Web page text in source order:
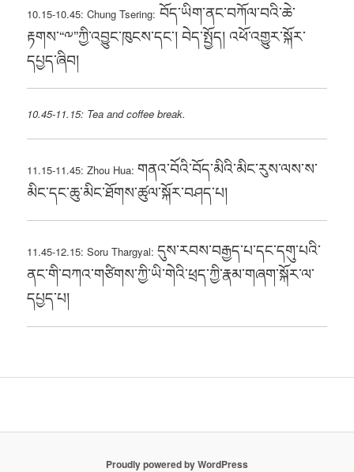
10.15-10.45: Chung Tsering: བོད་ཡིག་ནང་བཀོལ་བའི་ཆེ་
རྟགས་“༸”ཀྱི་འབྱུང་ཁུངས་དང་། བེད་སྤྱོད། འཕོ་འགྱུར་སྐོར་
དཔྱད་ཞིབ།
10.45-11.15: Tea and coffee break.
11.15-11.45: Zhou Hua:གནའ་བོའི་བོད་མིའི་མིང་རུས་ལས་ས་
མིང་དང་ཆུ་མིང་ཐོགས་ཚུལ་སྐོར་བཤད་པ།
11.45-12.15: Soru Thargyal:དུས་རབས་བརྒྱད་པ་དང་དགུ་པའི་
ནང་གི་བཀའ་གཙིགས་ཀྱི་ཡི་གེའི་ཕྲད་ཀྱི་རྣམ་གཞག་སྐོར་ལ་
དཔྱད་པ།
Proudly powered by WordPress